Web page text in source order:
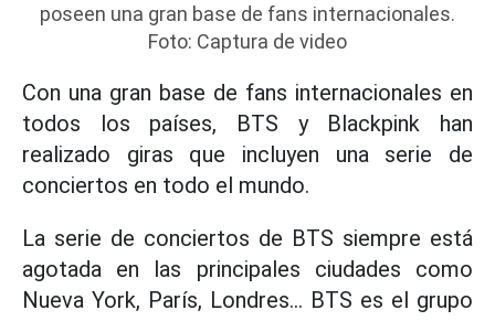
poseen una gran base de fans internacionales.
Foto: Captura de video
Con una gran base de fans internacionales en
todos los países, BTS y Blackpink han
realizado giras que incluyen una serie de
conciertos en todo el mundo.
La serie de conciertos de BTS siempre está
agotada en las principales ciudades como
Nueva York, París, Londres... BTS es el grupo